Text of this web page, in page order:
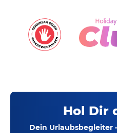
Hol Dir
Dein Urlaubsbegleiter